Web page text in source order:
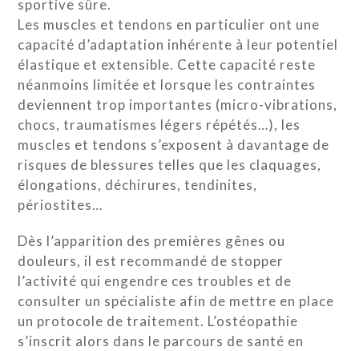
sportive sûre.
Les muscles et tendons en particulier ont une
capacité d’adaptation inhérente à leur potentiel
élastique et extensible. Cette capacité reste
néanmoins limitée et lorsque les contraintes
deviennent trop importantes (micro-vibrations,
chocs, traumatismes légers répétés…), les
muscles et tendons s’exposent à davantage de
risques de blessures telles que les claquages,
élongations, déchirures, tendinites,
périostites…
Dès l’apparition des premières gênes ou
douleurs, il est recommandé de stopper
l’activité qui engendre ces troubles et de
consulter un spécialiste afin de mettre en place
un protocole de traitement. L’ostéopathie
s’inscrit alors dans le parcours de santé en